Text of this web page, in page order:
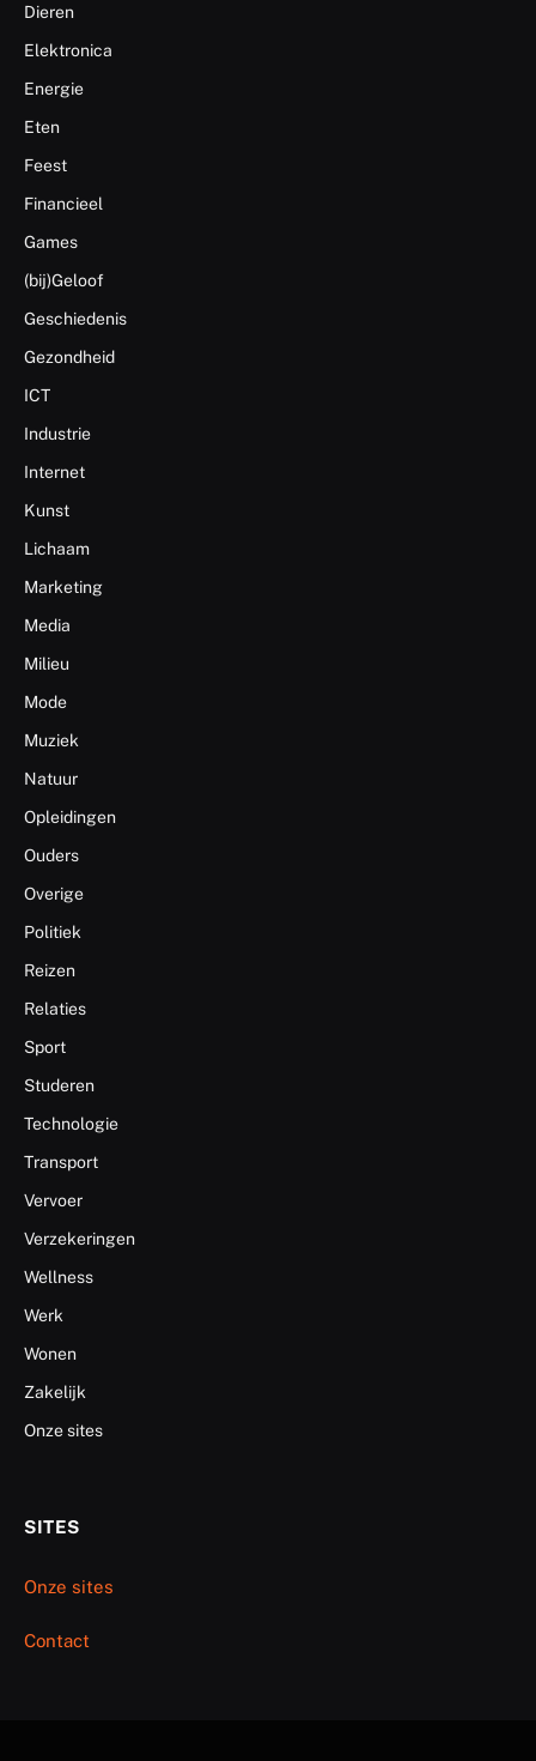
Dieren
Elektronica
Energie
Eten
Feest
Financieel
Games
(bij)Geloof
Geschiedenis
Gezondheid
ICT
Industrie
Internet
Kunst
Lichaam
Marketing
Media
Milieu
Mode
Muziek
Natuur
Opleidingen
Ouders
Overige
Politiek
Reizen
Relaties
Sport
Studeren
Technologie
Transport
Vervoer
Verzekeringen
Wellness
Werk
Wonen
Zakelijk
Onze sites
SITES
Onze sites
Contact